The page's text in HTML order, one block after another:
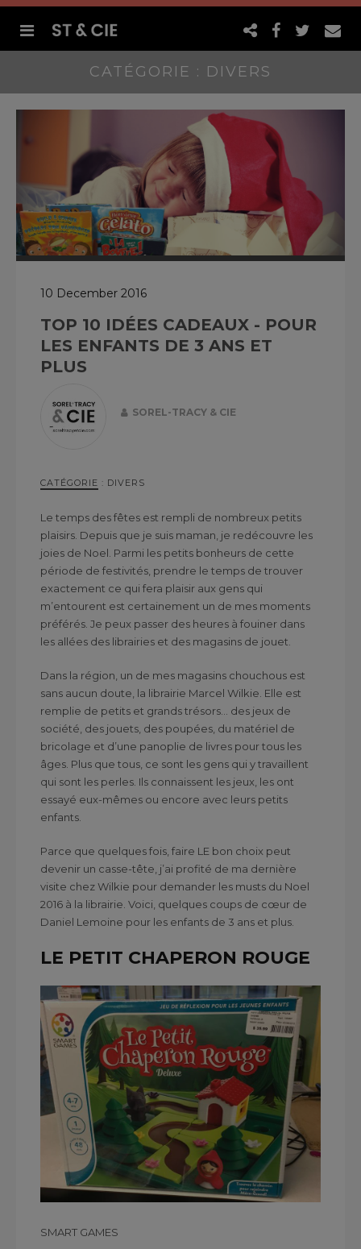
CATÉGORIE : DIVERS
10 December 2016
TOP 10 IDÉES CADEAUX - POUR
LES ENFANTS DE 3 ANS ET
PLUS
SOREL-TRACY & CIE
CATÉGORIE : DIVERS
Le temps des fêtes est rempli de nombreux petits
plaisirs. Depuis que je suis maman, je redécouvre les
joies de Noel. Parmi les petits bonheurs de cette
période de festivités, prendre le temps de trouver
exactement ce qui fera plaisir aux gens qui
m’entourent est certainement un de mes moments
préférés. Je peux passer des heures à fouiner dans
les allées des librairies et des magasins de jouet.
Dans la région, un de mes magasins chouchous est
sans aucun doute, la librairie Marcel Wilkie. Elle est
remplie de petits et grands trésors… des jeux de
société, des jouets, des poupées, du matériel de
bricolage et d’une panoplie de livres pour tous les
âges. Plus que tous, ce sont les gens qui y travaillent
qui sont les perles. Ils connaissent les jeux, les ont
essayé eux-mêmes ou encore avec leurs petits
enfants.
Parce que quelques fois, faire LE bon choix peut
devenir un casse-tête, j’ai profité de ma dernière
visite chez Wilkie pour demander les musts du Noel
2016 à la librairie. Voici, quelques coups de cœur de
Daniel Lemoine pour les enfants de 3 ans et plus.
LE PETIT CHAPERON ROUGE
SMART GAMES